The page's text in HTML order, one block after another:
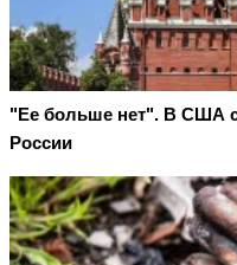
"Ее больше нет". В США
России